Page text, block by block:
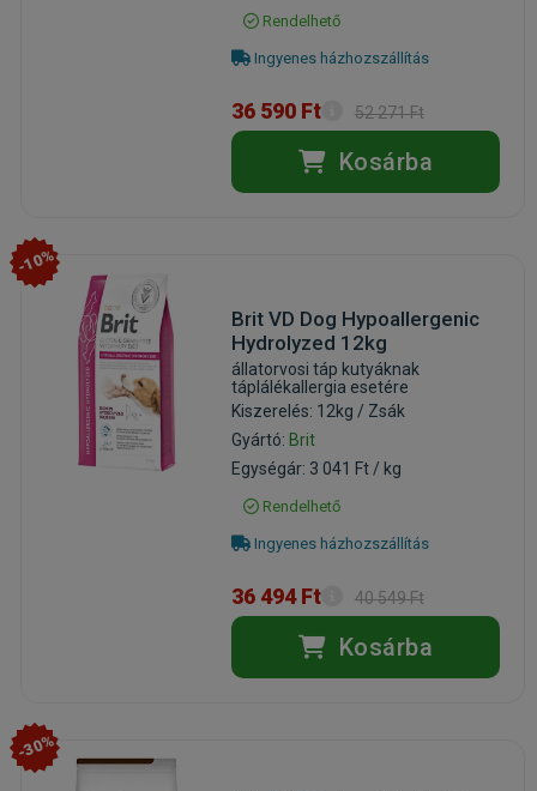
Rendelhető
Ingyenes házhozszállítás
36 590 Ft 52 271 Ft
Kosárba
-10%
Brit VD Dog Hypoallergenic
Hydrolyzed 12kg
állatorvosi táp kutyáknak
táplálékallergia esetére
Kiszerelés: 12kg / Zsák
Gyártó: Brit
Egységár: 3 041 Ft / kg
Rendelhető
Ingyenes házhozszállítás
36 494 Ft 40 549 Ft
Kosárba
-30%